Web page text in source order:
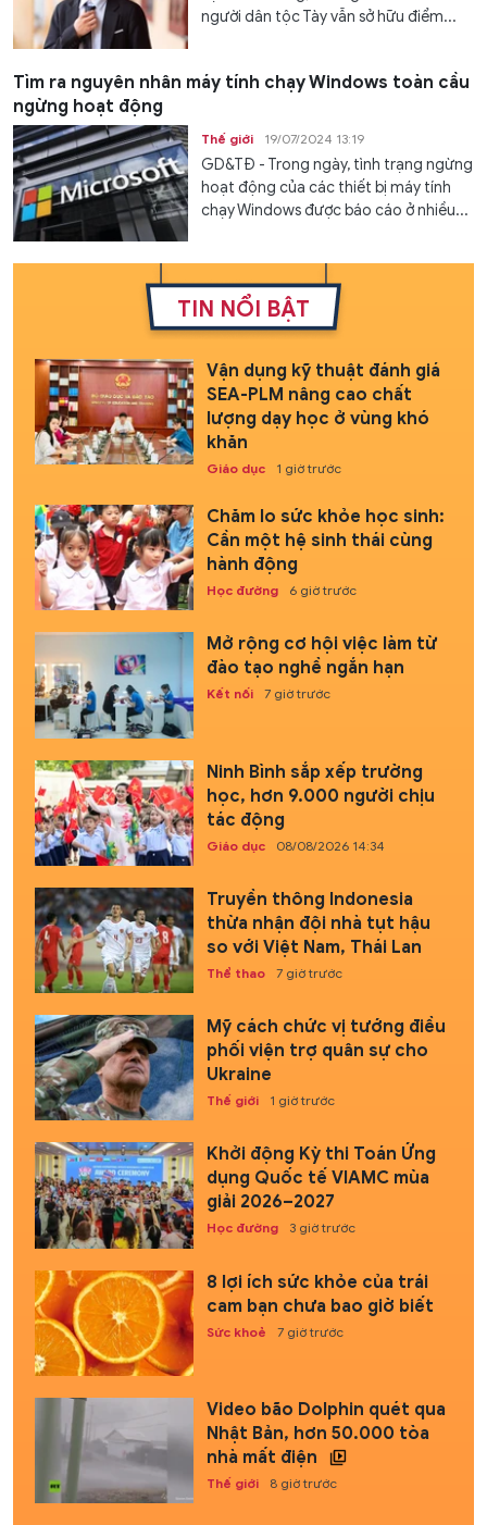
người dân tộc Tày vẫn sở hữu điểm...
Tìm ra nguyên nhân máy tính chạy Windows toàn cầu
ngừng hoạt động
Thế giới 19/07/2024 13:19
GD&TĐ - Trong ngày, tình trạng ngừng
hoạt động của các thiết bị máy tính
chạy Windows được báo cáo ở nhiều...
TIN NỔI BẬT
Vận dụng kỹ thuật đánh giá
SEA-PLM nâng cao chất
lượng dạy học ở vùng khó
khăn
Giáo dục 1 giờ trước
Chăm lo sức khỏe học sinh:
Cần một hệ sinh thái cùng
hành động
Học đường 6 giờ trước
Mở rộng cơ hội việc làm từ
đào tạo nghề ngắn hạn
Kết nối 7 giờ trước
Ninh Bình sắp xếp trường
học, hơn 9.000 người chịu
tác động
Giáo dục 08/08/2026 14:34
Truyền thông Indonesia
thừa nhận đội nhà tụt hậu
so với Việt Nam, Thái Lan
Thể thao 7 giờ trước
Mỹ cách chức vị tướng điều
phối viện trợ quân sự cho
Ukraine
Thế giới 1 giờ trước
Khởi động Kỳ thi Toán Ứng
dụng Quốc tế VIAMC mùa
giải 2026–2027
Học đường 3 giờ trước
8 lợi ích sức khỏe của trái
cam bạn chưa bao giờ biết
Sức khoẻ 7 giờ trước
Video bão Dolphin quét qua
Nhật Bản, hơn 50.000 tòa
nhà mất điện
Thế giới 8 giờ trước